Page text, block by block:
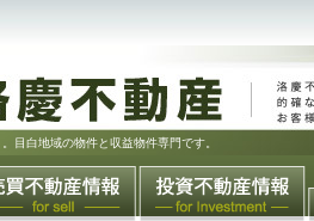
目白地域の物件と収益物件専門です。